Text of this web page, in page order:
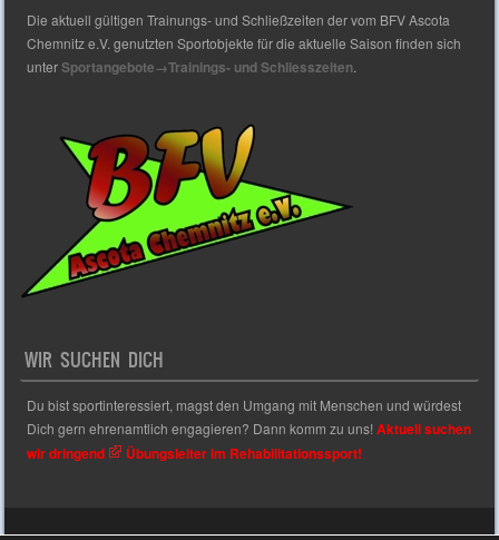
Die aktuell gültigen Trainungs- und Schließzeiten der vom BFV Ascota
Chemnitz e.V. genutzten Sportobjekte für die aktuelle Saison finden sich
unterSportangebote→Trainings- und Schliesszeiten.
WIR SUCHEN DICH
Du bist sportinteressiert, magst den Umgang mit Menschen und würdest
Dich gern ehrenamtlich engagieren? Dann komm zu uns!Aktuell suchen
wir dringend
Übungsleiter im Rehabilitationssport!